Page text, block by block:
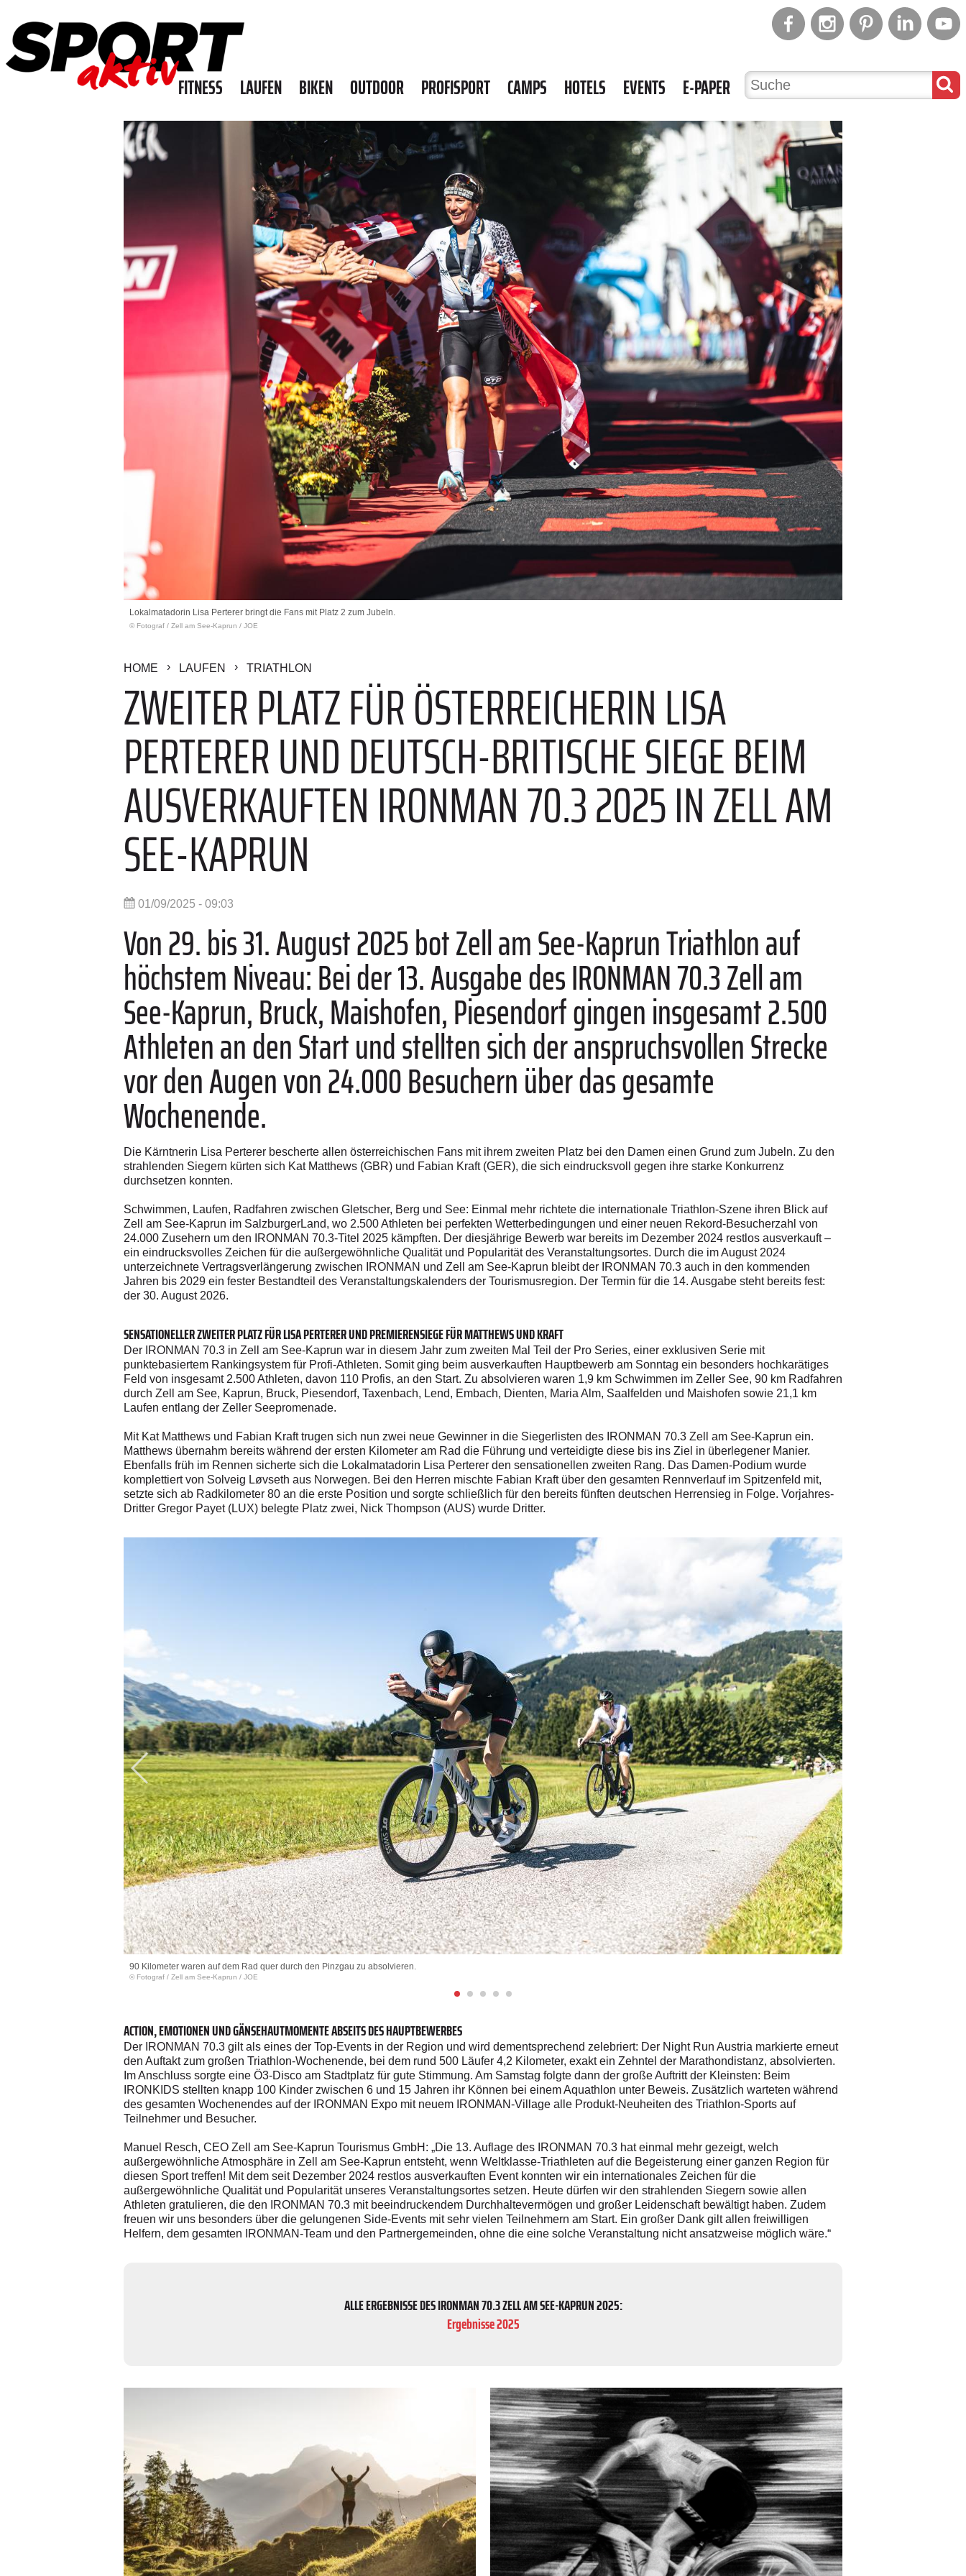
FITNESS LAUFEN BIKEN OUTDOOR PROFISPORT CAMPS HOTELS EVENTS E-PAPER
Lokalmatadorin Lisa Perterer bringt die Fans mit Platz 2 zum Jubeln.
© Fotograf / Zell am See-Kaprun / JOE
HOME LAUFEN TRIATHLON
ZWEITER PLATZ FÜR ÖSTERREICHERIN LISA
PERTERER UND DEUTSCH-BRITISCHE SIEGE BEIM
AUSVERKAUFTEN IRONMAN 70.3 2025 IN ZELL AM
SEE-KAPRUN
01/09/2025 - 09:03
Von 29. bis 31. August 2025 bot Zell am See-Kaprun Triathlon auf
höchstem Niveau: Bei der 13. Ausgabe des IRONMAN 70.3 Zell am
See-Kaprun, Bruck, Maishofen, Piesendorf gingen insgesamt 2.500
Athleten an den Start und stellten sich der anspruchsvollen Strecke
vor den Augen von 24.000 Besuchern über das gesamte
Wochenende.
Die Kärntnerin Lisa Perterer bescherte allen österreichischen Fans mit ihrem zweiten Platz bei den Damen einen Grund zum Jubeln. Zu den
strahlenden Siegern kürten sich Kat Matthews (GBR) und Fabian Kraft (GER), die sich eindrucksvoll gegen ihre starke Konkurrenz
durchsetzen konnten.
Schwimmen, Laufen, Radfahren zwischen Gletscher, Berg und See: Einmal mehr richtete die internationale Triathlon-Szene ihren Blick auf
Zell am See-Kaprun im SalzburgerLand, wo 2.500 Athleten bei perfekten Wetterbedingungen und einer neuen Rekord-Besucherzahl von
24.000 Zusehern um den IRONMAN 70.3-Titel 2025 kämpften. Der diesjährige Bewerb war bereits im Dezember 2024 restlos ausverkauft –
ein eindrucksvolles Zeichen für die außergewöhnliche Qualität und Popularität des Veranstaltungsortes. Durch die im August 2024
unterzeichnete Vertragsverlängerung zwischen IRONMAN und Zell am See-Kaprun bleibt der IRONMAN 70.3 auch in den kommenden
Jahren bis 2029 ein fester Bestandteil des Veranstaltungskalenders der Tourismusregion. Der Termin für die 14. Ausgabe steht bereits fest:
der 30. August 2026.
SENSATIONELLER ZWEITER PLATZ FÜR LISA PERTERER UND PREMIERENSIEGE FÜR MATTHEWS UND KRAFT
Der IRONMAN 70.3 in Zell am See-Kaprun war in diesem Jahr zum zweiten Mal Teil der Pro Series, einer exklusiven Serie mit
punktebasiertem Rankingsystem für Profi-Athleten. Somit ging beim ausverkauften Hauptbewerb am Sonntag ein besonders hochkarätiges
Feld von insgesamt 2.500 Athleten, davon 110 Profis, an den Start. Zu absolvieren waren 1,9 km Schwimmen im Zeller See, 90 km Radfahren
durch Zell am See, Kaprun, Bruck, Piesendorf, Taxenbach, Lend, Embach, Dienten, Maria Alm, Saalfelden und Maishofen sowie 21,1 km
Laufen entlang der Zeller Seepromenade.
Mit Kat Matthews und Fabian Kraft trugen sich nun zwei neue Gewinner in die Siegerlisten des IRONMAN 70.3 Zell am See-Kaprun ein.
Matthews übernahm bereits während der ersten Kilometer am Rad die Führung und verteidigte diese bis ins Ziel in überlegener Manier.
Ebenfalls früh im Rennen sicherte sich die Lokalmatadorin Lisa Perterer den sensationellen zweiten Rang. Das Damen-Podium wurde
komplettiert von Solveig Løvseth aus Norwegen. Bei den Herren mischte Fabian Kraft über den gesamten Rennverlauf im Spitzenfeld mit,
setzte sich ab Radkilometer 80 an die erste Position und sorgte schließlich für den bereits fünften deutschen Herrensieg in Folge. Vorjahres-
Dritter Gregor Payet (LUX) belegte Platz zwei, Nick Thompson (AUS) wurde Dritter.
90 Kilometer waren auf dem Rad quer durch den Pinzgau zu absolvieren.
© Fotograf / Zell am See-Kaprun / JOE
ACTION, EMOTIONEN UND GÄNSEHAUTMOMENTE ABSEITS DES HAUPTBEWERBES
Der IRONMAN 70.3 gilt als eines der Top-Events in der Region und wird dementsprechend zelebriert: Der Night Run Austria markierte erneut
den Auftakt zum großen Triathlon-Wochenende, bei dem rund 500 Läufer 4,2 Kilometer, exakt ein Zehntel der Marathondistanz, absolvierten.
Im Anschluss sorgte eine Ö3-Disco am Stadtplatz für gute Stimmung. Am Samstag folgte dann der große Auftritt der Kleinsten: Beim
IRONKIDS stellten knapp 100 Kinder zwischen 6 und 15 Jahren ihr Können bei einem Aquathlon unter Beweis. Zusätzlich warteten während
des gesamten Wochenendes auf der IRONMAN Expo mit neuem IRONMAN-Village alle Produkt-Neuheiten des Triathlon-Sports auf
Teilnehmer und Besucher.
Manuel Resch, CEO Zell am See-Kaprun Tourismus GmbH: „Die 13. Auflage des IRONMAN 70.3 hat einmal mehr gezeigt, welch
außergewöhnliche Atmosphäre in Zell am See-Kaprun entsteht, wenn Weltklasse-Triathleten auf die Begeisterung einer ganzen Region für
diesen Sport treffen! Mit dem seit Dezember 2024 restlos ausverkauften Event konnten wir ein internationales Zeichen für die
außergewöhnliche Qualität und Popularität unseres Veranstaltungsortes setzen. Heute dürfen wir den strahlenden Siegern sowie allen
Athleten gratulieren, die den IRONMAN 70.3 mit beeindruckendem Durchhaltevermögen und großer Leidenschaft bewältigt haben. Zudem
freuen wir uns besonders über die gelungenen Side-Events mit sehr vielen Teilnehmern am Start. Ein großer Dank gilt allen freiwilligen
Helfern, dem gesamten IRONMAN-Team und den Partnergemeinden, ohne die eine solche Veranstaltung nicht ansatzweise möglich wäre.“
ALLE ERGEBNISSE DES IRONMAN 70.3 ZELL AM SEE-KAPRUN 2025:
Ergebnisse 2025